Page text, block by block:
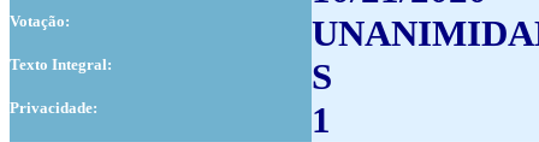
Votação:
Texto Integral: S
Privacidade: 1